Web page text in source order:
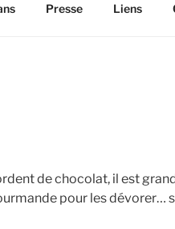
Presse Liens
de chocolat, il est grand
pour les dévorer…